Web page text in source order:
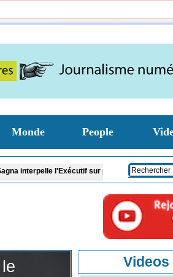
Monde People
sur plusieurs dossiers Nigeria: plus